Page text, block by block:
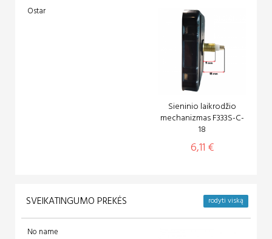
Sieninio laikrodžio
mechanizmas F333S-C-
18
6,11 €
Ostar
SVEIKATINGUMO PREKĖS rodyti viską
No name